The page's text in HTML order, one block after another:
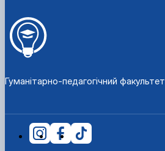
Гуманітарно-педагогічний факультет